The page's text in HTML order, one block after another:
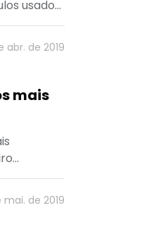
usados
abr. de 2019
mais
mai. de 2019